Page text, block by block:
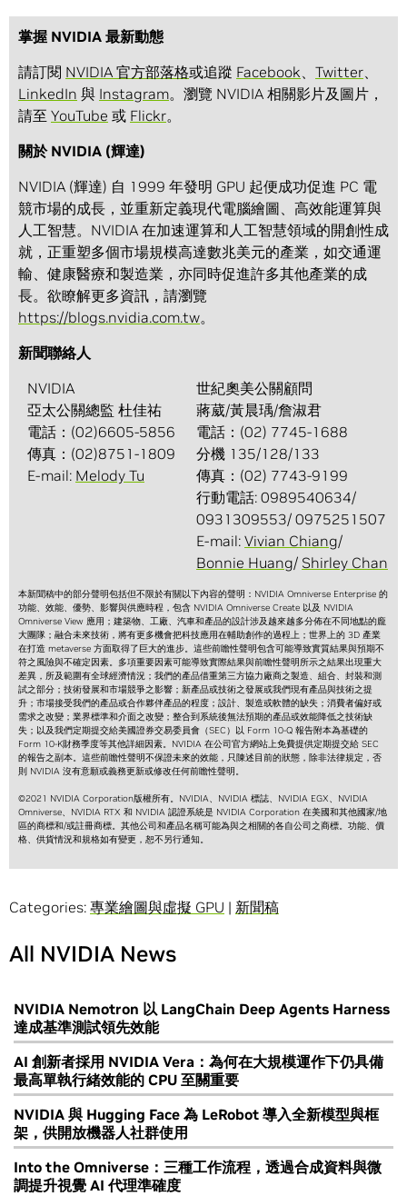
掌握 NVIDIA 最新動態
請訂閱 NVIDIA 官方部落格或追蹤 Facebook、 Twitter、
LinkedIn 與 Instagram。瀏覽 NVIDIA 相關影片及圖片，
請至 YouTube 或 Flickr。
關於 NVIDIA (輝達)
NVIDIA (輝達) 自 1999 年發明 GPU 起便成功促進 PC 電
競市場的成長，並重新定義現代電腦繪圖、高效能運算與
人工智慧。NVIDIA 在加速運算和人工智慧領域的開創性成
就，正重塑多個市場規模高達數兆美元的產業，如交通運
輸、健康醫療和製造業，亦同時促進許多其他產業的成
長。欲瞭解更多資訊，請瀏覽
https://blogs.nvidia.com.tw。
新聞聯絡人
NVIDIA
亞太公關總監 杜佳祐
電話：(02)6605-5856
傳真：(02)8751-1809
E-mail: Melody Tu
世紀奧美公關顧問
蔣葳/黃晨瑀/詹淑君
電話：(02) 7745-1688
分機 135/128/133
傳真：(02) 7743-9199
行動電話: 0989540634/
0931309553/ 0975251507
E-mail: Vivian Chiang/
Bonnie Huang/ Shirley Chan
本新聞稿中的部分聲明包括但不限於有關以下內容的聲明：NVIDIA Omniverse Enterprise 的
功能、效能、優勢、影響與供應時程，包含 NVIDIA Omniverse Create 以及 NVIDIA
Omniverse View 應用；建築物、工廠、汽車和產品的設計涉及越來越多分佈在不同地點的龐
大團隊；融合未來技術，將有更多機會把科技應用在輔助創作的過程上；世界上的 3D 產業
在打造 metaverse 方面取得了巨大的進步。這些前瞻性聲明包含可能導致實質結果與預期不
符之風險與不確定因素。多項重要因素可能導致實際結果與前瞻性聲明所示之結果出現重大
差異，所及範圍有全球經濟情況；我們的產品借重第三方協力廠商之製造、組合、封裝和測
試之部分；技術發展和市場競爭之影響；新產品或技術之發展或我們現有產品與技術之提
升；市場接受我們的產品或合作夥伴產品的程度；設計、製造或軟體的缺失；消費者偏好或
需求之改變；業界標準和介面之改變；整合到系統後無法預期的產品或效能降低之技術缺
失；以及我們定期提交給美國證券交易委員會（SEC）以 Form 10-Q 報告附本為基礎的
Form 10-K財務季度等其他詳細因素。NVIDIA 在公司官方網站上免費提供定期提交給 SEC
的報告之副本。這些前瞻性聲明不保證未來的效能，只陳述目前的狀態，除非法律規定，否
則 NVIDIA 沒有意願或義務更新或修改任何前瞻性聲明。
©2021 NVIDIA Corporation版權所有。NVIDIA、NVIDIA 標誌、NVIDIA EGX、NVIDIA
Omniverse、NVIDIA RTX 和 NVIDIA 認證系統是 NVIDIA Corporation 在美國和其他國家/地
區的商標和/或註冊商標。其他公司和產品名稱可能為與之相關的各自公司之商標。功能、價
格、供貨情況和規格如有變更，恕不另行通知。
Categories: 專業繪圖與虛擬 GPU | 新聞稿
All NVIDIA News
NVIDIA Nemotron 以 LangChain Deep Agents Harness
達成基準測試領先效能
AI 創新者採用 NVIDIA Vera：為何在大規模運作下仍具備
最高單執行緒效能的 CPU 至關重要
NVIDIA 與 Hugging Face 為 LeRobot 導入全新模型與框
架，供開放機器人社群使用
Into the Omniverse：三種工作流程，透過合成資料與微
調提升視覺 AI 代理準確度